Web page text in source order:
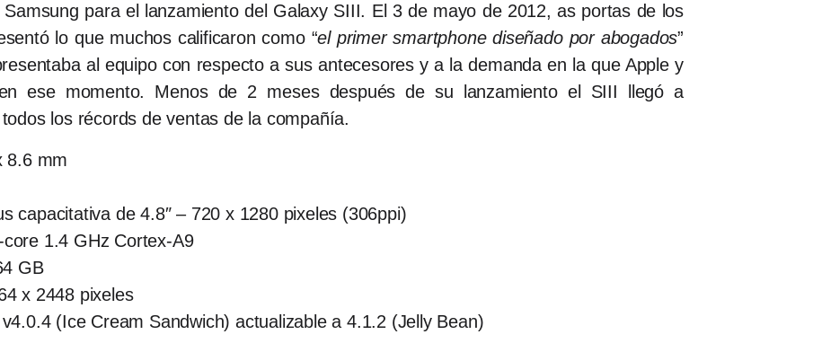
para el lanzamiento del Galaxy SIII. El 3 de mayo de 2012, as portas de los
lo que muchos calificaron como “el primer smartphone diseñado por abogados”
al equipo con respecto a sus antecesores y a la demanda en la que Apple y
ese momento. Menos de 2 meses después de su lanzamiento el SIII llegó a
los récords de ventas de la compañía.
8.6 mm
capacitativa de 4.8″ – 720 x 1280 pixeles (306ppi)
1.4 GHz Cortex-A9
GB
x 2448 pixeles
(Ice Cream Sandwich) actualizable a 4.1.2 (Jelly Bean)